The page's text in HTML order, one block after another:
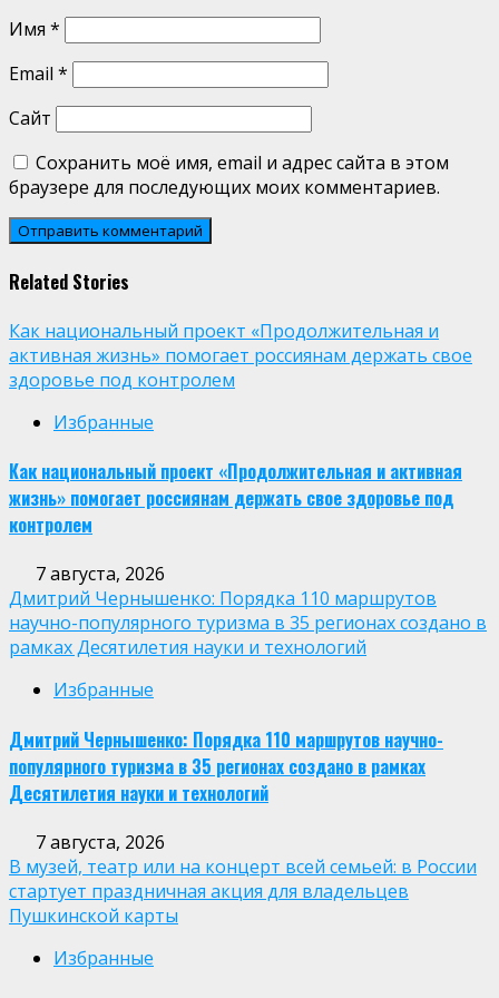
Имя *
Email *
Сайт
Сохранить моё имя, email и адрес сайта в этом
браузере для последующих моих комментариев.
Related Stories
Как национальный проект «Продолжительная и
активная жизнь» помогает россиянам держать свое
здоровье под контролем
Избранные
Как национальный проект «Продолжительная и активная
жизнь» помогает россиянам держать свое здоровье под
контролем
7 августа, 2026
Дмитрий Чернышенко: Порядка 110 маршрутов
научно-популярного туризма в 35 регионах создано в
рамках Десятилетия науки и технологий
Избранные
Дмитрий Чернышенко: Порядка 110 маршрутов научно-
популярного туризма в 35 регионах создано в рамках
Десятилетия науки и технологий
7 августа, 2026
В музей, театр или на концерт всей семьей: в России
стартует праздничная акция для владельцев
Пушкинской карты
Избранные